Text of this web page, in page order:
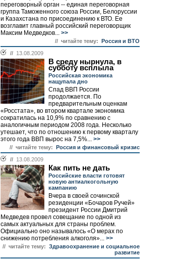
переговорный орган -- единая переговорная
группа Таможенного союза России, Белоруссии
и Казахстана по присоединению к ВТО. Ее
возглавит главный российский переговорщик
Максим Медведков... >>
// читайте тему: Россия и ВТО
// 13.08.2009
В среду нырнула, в
субботу всплыла
Российская экономика
нащупала дно
Спад ВВП России
продолжается. По
предварительным оценкам
«Росстата», во втором квартале экономика
сократилась на 10,9% по сравнению с
аналогичным периодом 2008 года. Несколько
утешает, что по отношению к первому кварталу
этого года ВВП вырос на 7,5%... >>
// читайте тему: Россия и финансовый кризис
// 13.08.2009
Как пить не дать
Российские власти готовят
новую антиалкогольную
кампанию
Вчера в своей сочинской
резиденции «Бочаров Ручей»
президент России Дмитрий
Медведев провел совещание по одной из
самых актуальных для страны проблем.
Официально оно называлось «О мерах по
снижению потребления алкоголя»... >>
// читайте тему: Здравоохранение и социальное
развитие